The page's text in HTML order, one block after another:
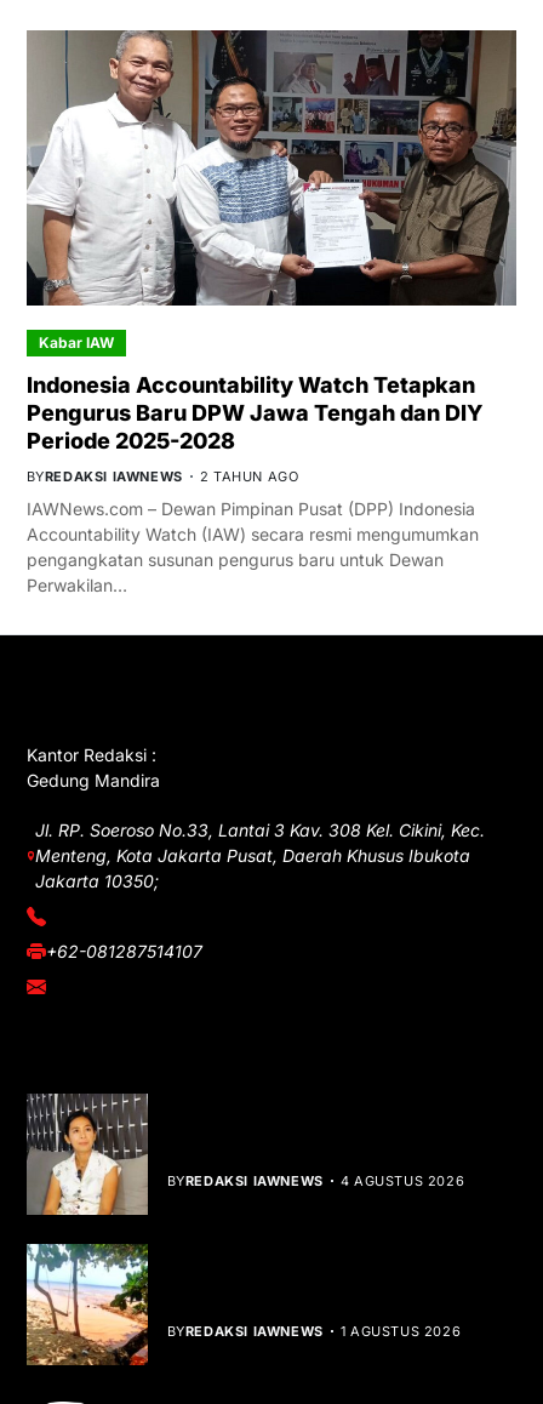
Kabar IAW
Indonesia Accountability Watch Tetapkan
Pengurus Baru DPW Jawa Tengah dan DIY
Periode 2025-2028
BYREDAKSI IAWNEWS 2 TAHUN AGO
IAWNews.com – Dewan Pimpinan Pusat (DPP) Indonesia
Accountability Watch (IAW) secara resmi mengumumkan
pengangkatan susunan pengurus baru untuk Dewan
Perwakilan…
Kantor Redaksi :
Gedung Mandira
Jl. RP. Soeroso No.33, Lantai 3 Kav. 308 Kel. Cikini, Kec.
Menteng, Kota Jakarta Pusat, Daerah Khusus Ibukota
Jakarta 10350;
(021) 3908026
+62-081287514107
adm@iawnews.com
BYREDAKSI IAWNEWS 4 AGUSTUS 2026
BYREDAKSI IAWNEWS 1 AGUSTUS 2026